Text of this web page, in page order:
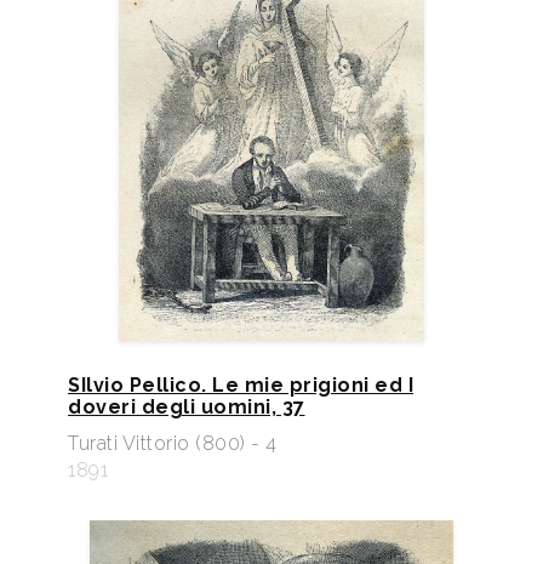
SIlvio Pellico. Le mie prigioni ed I
doveri degli uomini, 37
Turati Vittorio (800) - 4
1891